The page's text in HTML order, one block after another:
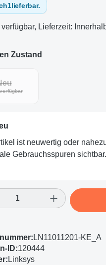
1lieferbar.
verfügbar, Lieferzeit:
Zustand
(Diese Option ist zurzeit nicht
ist neuwertig oder
Gebrauchsspuren sichtbar.
Anzahl: Gib den
LN11011201-KE_A
ID:120444
Linksys